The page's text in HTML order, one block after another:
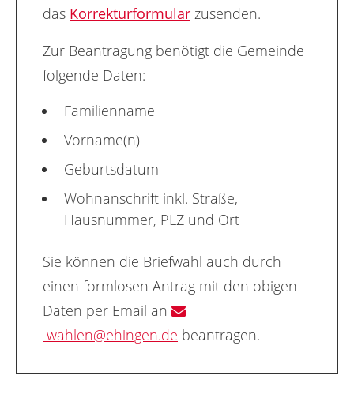
das Korrekturformular zusenden.
Zur Beantragung benötigt die Gemeinde
folgende Daten:
Familienname
Vorname(n)
Geburtsdatum
Wohnanschrift inkl. Straße,
Hausnummer, PLZ und Ort
Sie können die Briefwahl auch durch
einen formlosen Antrag mit den obigen
Daten per Email an
wahlen@ehingen.de beantragen.